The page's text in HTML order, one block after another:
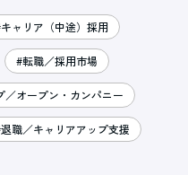
ャリア（中途）採用
#転職／採用市場
／オープン・カンパニー
職／キャリアアップ支援